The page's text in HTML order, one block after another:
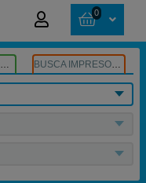
0
BUSCA CARTUCHOS BUSCA IMPRESORA